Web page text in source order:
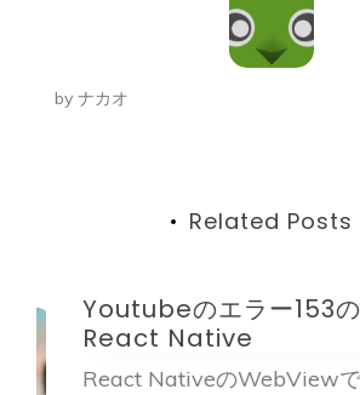
ー
シ
by ナカオ
Related Posts
Youtubeのエラー153の
React Native
React NativeのWebViewで